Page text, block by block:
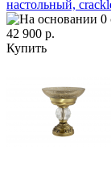
настольный,
42 900 р.
Купить